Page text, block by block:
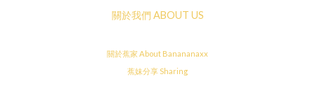
關於我們 ABOUT US
關於蕉家 About Banananaxx
蕉妹分享 Sharing